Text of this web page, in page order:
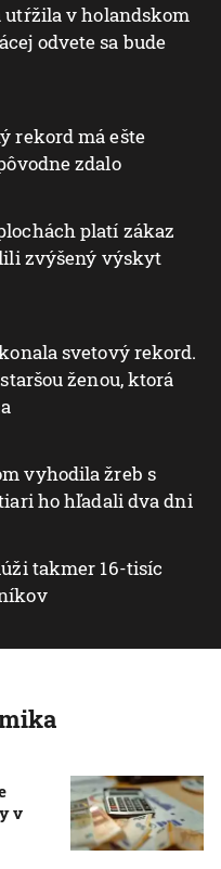
utŕžila v holandskom
odvete sa bude
rekord má ešte
zdalo
platí zákaz
zvýšený výskyt
svetový rekord.
ženou, ktorá
vyhodila žreb s
ho hľadali dva dni
takmer 16-tisíc
v